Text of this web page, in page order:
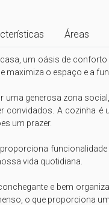
Áreas
um oásis de
maximiza o espaço e a
uma generosa zona
convidados. A cozinha é
um prazer.
vida quotidiana.
e bem
o que proporciona